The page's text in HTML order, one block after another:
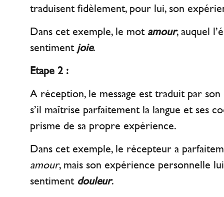
traduisent fidèlement, pour lui, son
Dans cet exemple, le mot amour, auquel
sentimentjoie.
Etape 2 :
A réception, le message est traduit par
s’il maîtrise parfaitement la langue et ses
prisme de sa propre expérience.
Dans cet exemple, le récepteur a
amour, mais son expérience personnelle
sentiment douleur.